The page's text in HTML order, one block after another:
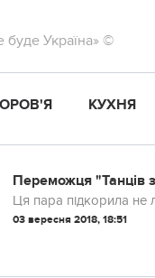
буде Україна» ©
КУХНЯ
Переможця "Танців
Ця пара підкорила не
03 вересня 2018, 18:51